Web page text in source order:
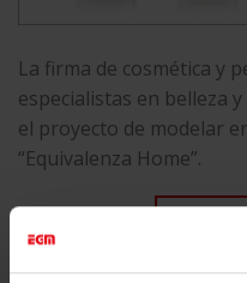
La firma de cosmética y
especialistas en belleza
el proyecto de modelar
“Equivalenza Home”.